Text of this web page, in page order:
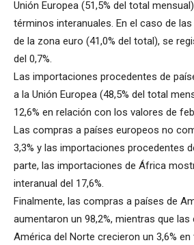
Unión Europea (51,5% del total
términos interanuales. En el caso de
de la zona euro (41,0% del total), se
del 0,7%.
Las importaciones procedentes de
a la Unión Europea (48,5% del total
12,6% en relación con los valores de
Las compras a países europeos no
3,3% y las importaciones procedentes
parte, las importaciones de África
interanual del 17,6%.
Finalmente, las compras a países de
aumentaron un 98,2%, mientras que
América del Norte crecieron un 3,6% en